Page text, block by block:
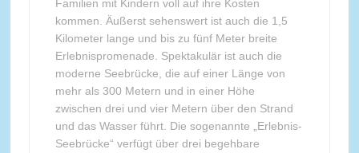
Familien mit Kindern voll auf ihre Kosten
kommen. Äußerst sehenswert ist auch die 1,5
Kilometer lange und bis zu fünf Meter breite
Erlebnispromenade. Spektakulär ist auch die
moderne Seebrücke, die auf einer Länge von
mehr als 300 Metern und in einer Höhe
zwischen drei und vier Metern über den Strand
und das Wasser führt. Die sogenannte „Erlebnis-
Seebrücke“ verfügt über drei begehbare